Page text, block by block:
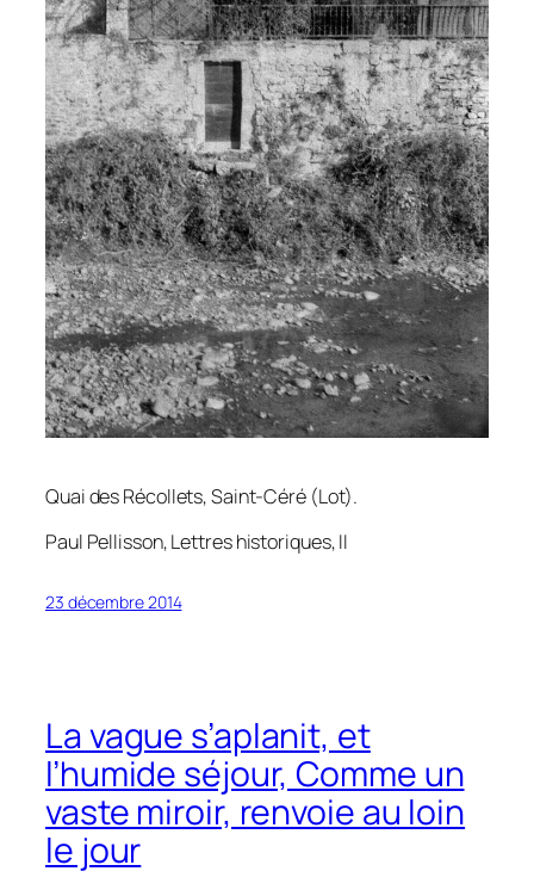
Quai des Récollets, Saint-Céré (Lot).
Paul Pellisson,Lettres historiques, II
23 décembre 2014
La vague s’aplanit, et
l’humide séjour, Comme un
vaste miroir, renvoie au loin
le jour